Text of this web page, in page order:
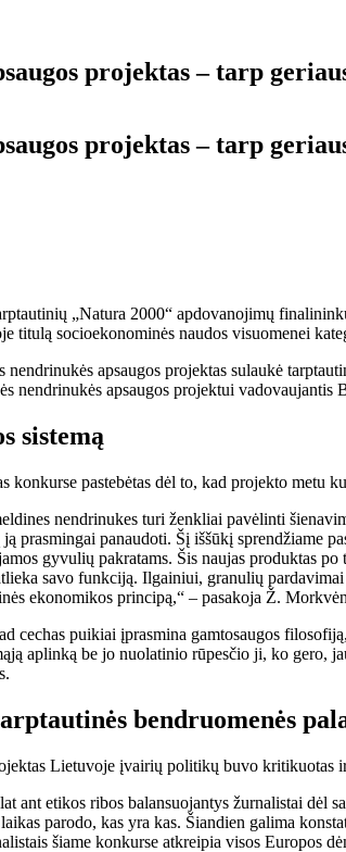
projektas – tarp
projektas – tarp
„Natura 2000“ apdovanojimų
titulą socioekonominės naudos visuomenei
nendrinukės apsaugos projektas sulaukė
nendrinukės apsaugos projektui
sistemą
konkurse pastebėtas dėl to, kad projekto
nendrinukes turi ženkliai pavėlinti
prasmingai panaudoti. Šį iššūkį sprendžiame
gyvulių pakratams. Šis naujas produktas
savo funkciją. Ilgainiui, granulių
ekonomikos principą,“ – pasakoja Ž.
cechas puikiai įprasmina gamtosaugos
aplinką be jo nuolatinio rūpesčio ji, ko
bendruomenės
Lietuvoje įvairių politikų buvo
ant etikos ribos balansuojantys žurnalistai dėl
parodo, kas yra kas. Šiandien galima
šiame konkurse atkreipia visos Europos